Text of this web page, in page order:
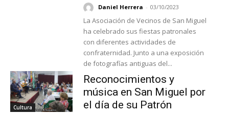
Daniel Herrera - 03/10/2023
La Asociación de Vecinos de San Miguel
ha celebrado sus fiestas patronales
con diferentes actividades de
confraternidad. Junto a una exposición
de fotografías antiguas del...
Cultura
Reconocimientos y
música en San Miguel por
el día de su Patrón